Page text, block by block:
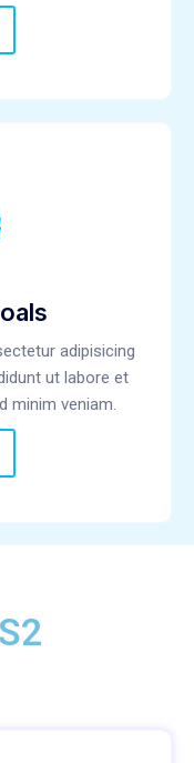
adipisicing
ut labore et
minim veniam.